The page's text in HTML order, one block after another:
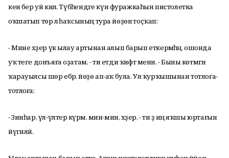
кенә бер уй килә. Түбәһендәге күн фуражкаһын пистолетка
оҡшатып төрә лә һаҡсының тура йөҙөнә тоҫҡап:
- Мине хәҙер үк ылау артынан алып барып еткермәһәң, ошонда
уҡ теге донъяға оҙатам, - ти етди ҡиәфәт менән. - Быны көтмәгән
ҡарауылсы шөр ебәрә, йөҙө ап-аҡ була. Ул ҡурҡышынан тотлоға-
тотлоға:
- Зинһар, үл-үлтерә күрмә, мин-мин, хәҙер, - ти ҙә иң яҡшы юртағын
йүгәнләй.